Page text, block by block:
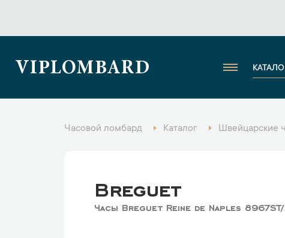
VIPLOMBARD
Часовой ломбард Каталог Швейцарские
Breguet
Часы Breguet Reine de Naples